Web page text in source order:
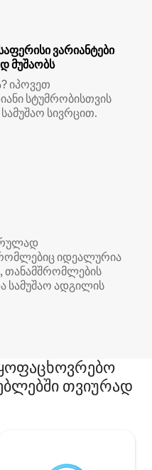
ვარიანტები
მუშაობს
იპოვეთ
სტუმრობისთვის
სივრცით.
იდეალურია
თანამშრომლების
სამუშაო ადგილის
თვიურად